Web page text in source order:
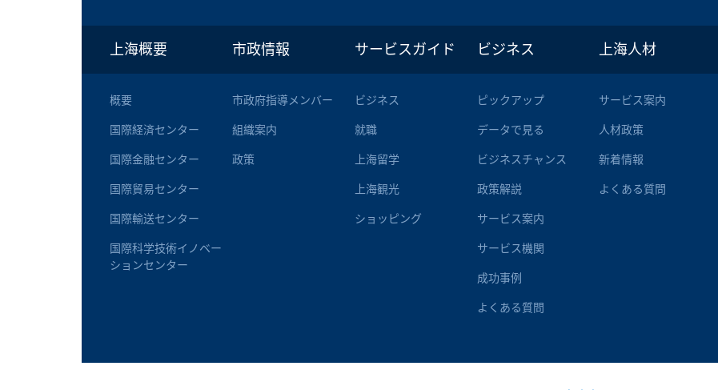
上海概要
概要
国際経済センター
国際金融センター
国際貿易センター
国際輸送センター
国際科学技術イノベー
ションセンター
市政情報
市政府指導メンバー
組織案内
政策
サービスガイド
ビジネス
就職
上海留学
上海観光
ショッピング
ビジネス
ピックアップ
データで見る
ビジネスチャンス
政策解説
サービス案内
サービス機関
成功事例
よくある質問
上海人材
サービス案内
人材政策
新着情報
よくある質問